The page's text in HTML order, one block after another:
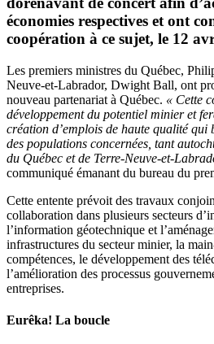
économies respectives et ont
coopération à ce sujet, le 12
Les premiers ministres du Québec,
Neuve-et-Labrador, Dwight Ball, ont
nouveau partenariat à Québec. « Cette
développement du potentiel minier et
création d’emplois de haute qualité qui
des populations concernées, tant
du Québec et de Terre-Neuve-et-
communiqué émanant du bureau du
Cette entente prévoit des travaux
collaboration dans plusieurs secteurs
l’information géotechnique et
infrastructures du secteur minier, la
compétences, le développement des
l’amélioration des processus
entreprises.
Eurêka! La boucle